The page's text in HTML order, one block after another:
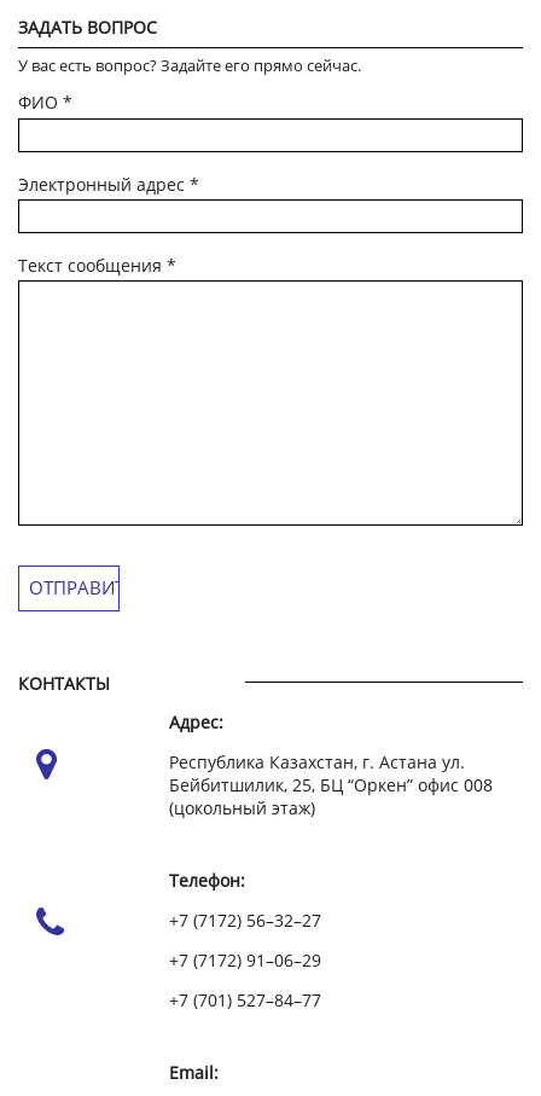
ЗАДАТЬ ВОПРОС
У вас есть вопрос? Задайте его прямо сейчас.
ФИО *
Электронный адрес *
Текст сообщения *
КОНТАКТЫ
Адрес:
Республика Казахстан, г. Астана ул.
Бейбитшилик, 25, БЦ “Оркен” офис 008
(цокольный этаж)
Телефон:
+7 (7172) 56–32–27
+7 (7172) 91–06–29
+7 (701) 527–84–77
Email: